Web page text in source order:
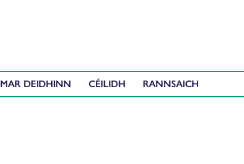
MAR DEIDHINN CÉILIDH